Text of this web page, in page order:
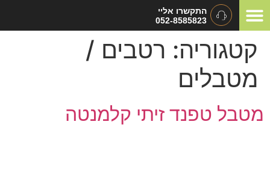
התקשרו אליי
052-8585823
קטגוריה: רטבים /
מטבלים
מטבל טפנד זיתי קלמנטה